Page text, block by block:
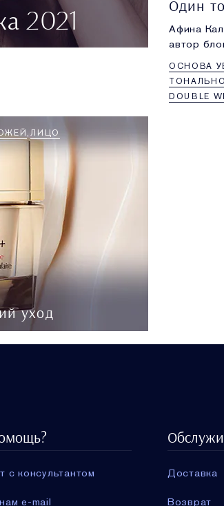
2021
Афина
автор
одно
ОСНОВА
DOUBLE
уход
ЛИЦО
с консультантом
e-mail
Доставка
Возврат